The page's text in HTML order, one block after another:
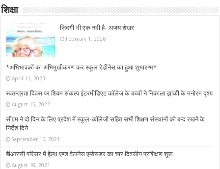
शिक्षा
ज़िंदगी भी एक नदी है- अजय शेखर
February 1, 2026
*अभिभावकों का अभिमुखीकरण कर स्कूल रेडीनेस का हुआ शुभारम्भ*
April 11, 2023
स्वतन्त्रता दिवस पर शिवम संकल्प इंटरमीडिएट कॉलेज के बच्चों ने निकाला झांकी के मनोरम दृश्य
August 15, 2022
सीएम ने दो दिन के लिए प्रदेश में स्कूल-कॉलेजों सहित सभी शिक्षण संस्थानों को बन्द रखने के
निर्देश दिये
September 16, 2021
बीआरसी परिसर में हेल्थ एण्ड वेलनेस एम्बेसडर का चार दिवसीय प्रशिक्षण शुरू
August 18, 2021